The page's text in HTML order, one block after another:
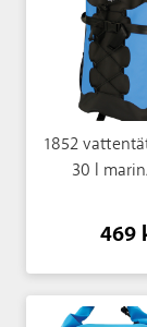
1852
30 l
469